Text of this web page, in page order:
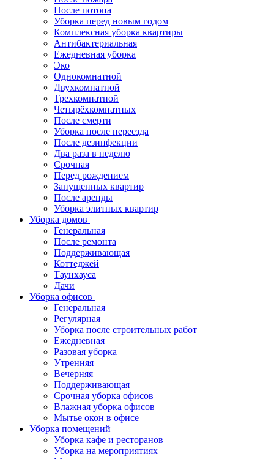
После потопа
Уборка перед новым годом
Комплексная уборка квартиры
Антибактериальная
Ежедневная уборка
Эко
Однокомнатной
Двухкомнатной
Трехкомнатной
Четырёхкомнатных
После смерти
Уборка после переезда
После дезинфекции
Два раза в неделю
Срочная
Перед рождением
Запущенных квартир
После аренды
Уборка элитных квартир
Уборка домов
Генеральная
После ремонта
Поддерживающая
Коттеджей
Таунхауса
Дачи
Уборка офисов
Генеральная
Регулярная
Уборка после строительных работ
Ежедневная
Разовая уборка
Утренняя
Вечерняя
Поддерживающая
Срочная уборка офисов
Влажная уборка офисов
Мытье окон в офисе
Уборка помещений
Уборка кафе и ресторанов
Уборка на мероприятиях